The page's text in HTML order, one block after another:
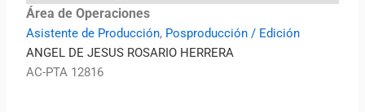
Área de Operaciones
Asistente de Producción, Posproducción / Edición
ANGEL DE JESUS ROSARIO HERRERA
AC-PTA 12816